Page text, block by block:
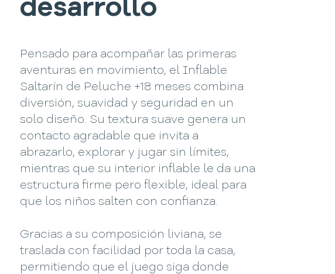
desarrollo
Pensado para acompañar las primeras
aventuras en movimiento, el Inflable
Saltarín de Peluche +18 meses combina
diversión, suavidad y seguridad en un
solo diseño. Su textura suave genera un
contacto agradable que invita a
abrazarlo, explorar y jugar sin límites,
mientras que su interior inflable le da una
estructura firme pero flexible, ideal para
que los niños salten con confianza.
Gracias a su composición liviana, se
traslada con facilidad por toda la casa,
permitiendo que el juego siga donde